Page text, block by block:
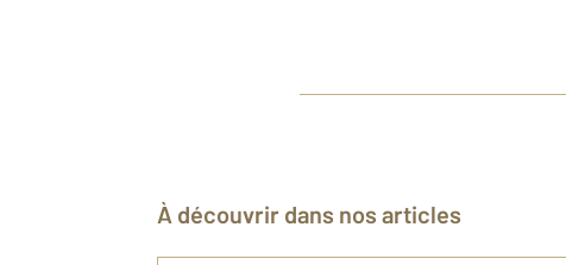
À découvrir dans nos articles